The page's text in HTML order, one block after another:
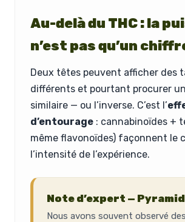
Au-delà du THC : la
n’est pas qu’un
Deux têtes peuvent afficher des
différents et pourtant procurer
similaire — ou l’inverse. C’est l’
d’entourage : cannabinoïdes +
même flavonoïdes) façonnent le
l’intensité de l’expérience.
Note d’expert —
Nous avons souvent observé